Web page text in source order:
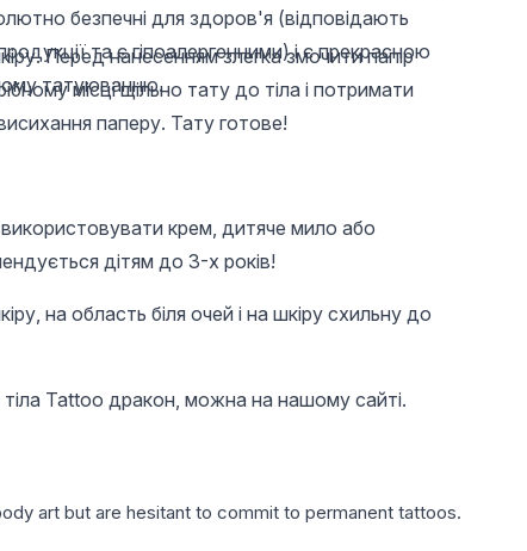
Fiber Base, Fiber
Base Coat Global
Fashion, 12 ml
Tattoo sticker for
body Tattoo TA6610
безпечні для здоров'я (відповідають
та є гіпоалергенними) і є прекрасною
татуюванню.
Перед нанесенням злегка змочити папір
місці щільно тату до тіла і потримати
паперу. Тату готове!
крем, дитяче мило або
дітям до 3-х років!
на область біля очей і на шкіру схильну до
Tattoo дракон, можна на нашому сайті.
art but are hesitant to commit to permanent tattoos.